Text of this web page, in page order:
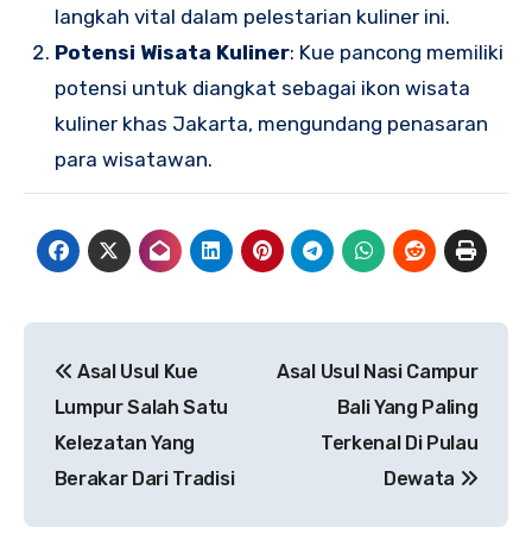
langkah vital dalam pelestarian kuliner ini.
Potensi Wisata Kuliner: Kue pancong memiliki
potensi untuk diangkat sebagai ikon wisata
kuliner khas Jakarta, mengundang penasaran
para wisatawan.
pos
Asal Usul Kue
Lumpur Salah Satu
Kelezatan Yang
Berakar Dari Tradisi
Asal Usul Nasi Campur
Bali Yang Paling
Terkenal Di Pulau
Dewata